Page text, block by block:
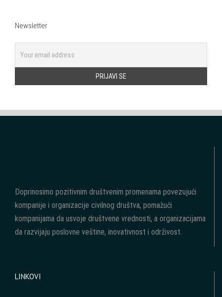
Newsletter
Doprinosimo pozitivnim društvenim promenama povezujući
kompanije i organizacije civilnog društva, pomažući
kompanijama da usvoje društvene vrednosti, a organizacijama
da razvijaju poslovne veštine, inovativnost i održivost.
LINKOVI